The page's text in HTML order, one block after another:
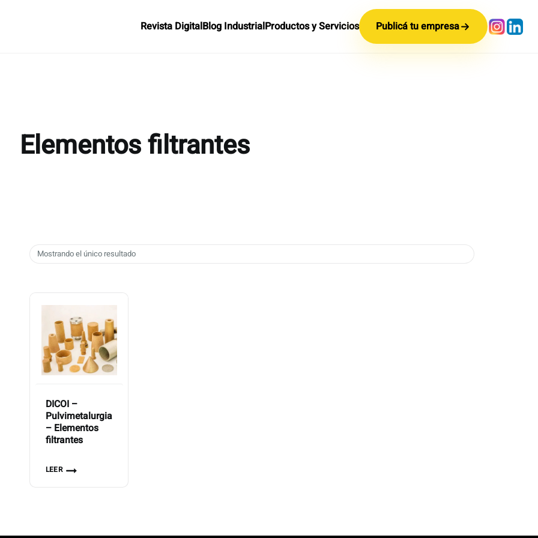
Revista DigitalBlog IndustrialProductos y Servicios Publicá tu empresa
Elementos filtrantes
Mostrando el único resultado
DICOI –
Pulvimetalurgia
– Elementos
filtrantes
LEER